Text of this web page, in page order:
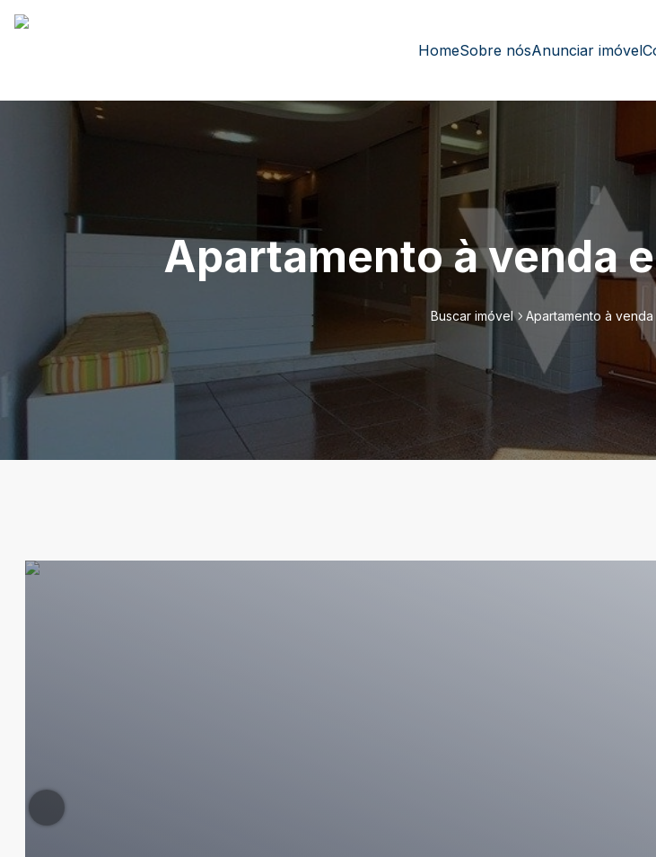
HomeSobre nósAnunciar imóvel
Apartamento à venda
Buscar imóvel Apartamento à